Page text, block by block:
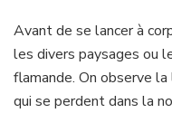
Avant de se lancer à
les divers paysages ou
flamande. On observe
qui se perdent dans la